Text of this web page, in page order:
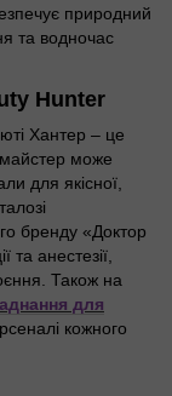
природний
та водночас
Hunter
Хантер – це
майстер може
для якісної,
бренду «Доктор
та анестезії,
Також на
для
кожного